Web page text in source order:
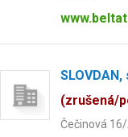
(zrušená/
Čečinová